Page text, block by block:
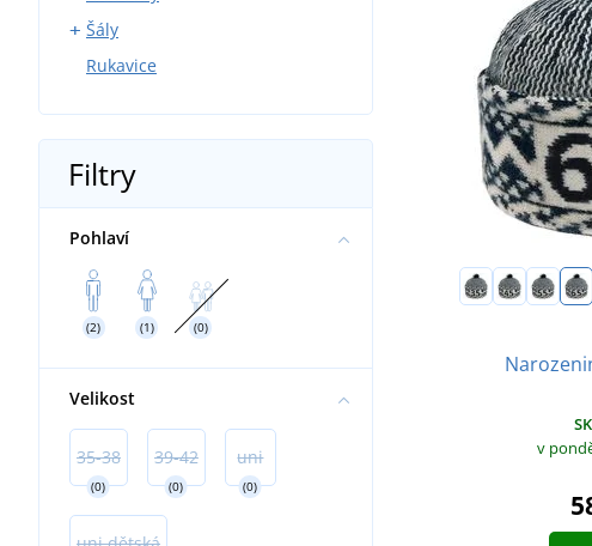
Sportovní klobouky
Plážové klobouky
Šály
Pletené
Velké
Rukavice
Filtry
Pohlaví
(2) (1) (0)
Velikost
35-38
(0)
39-42
(0)
uni
(0)
v